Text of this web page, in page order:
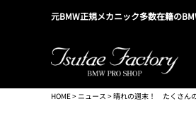
元BMW正規メカニック多数在籍の
HOME> ニュース > 晴れの週末！ たくさん